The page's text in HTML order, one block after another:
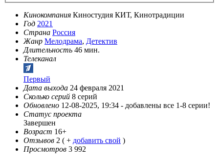
Кинокомпания Киностудия КИТ, Кинотрадиции
Год 2021
Страна Россия
Жанр Мелодрама, Детектив
Длительность 46 мин.
Телеканал
Первый
Дата выхода 24 февраля 2021
Сколько серий 8 серий
Обновлено 12-08-2025, 19:34 - добавлены все 1-8 серии!
Статус проекта
Завершен
Возраст 16+
Отзывов 2 ( + добавить свой )
Просмотров 3 992